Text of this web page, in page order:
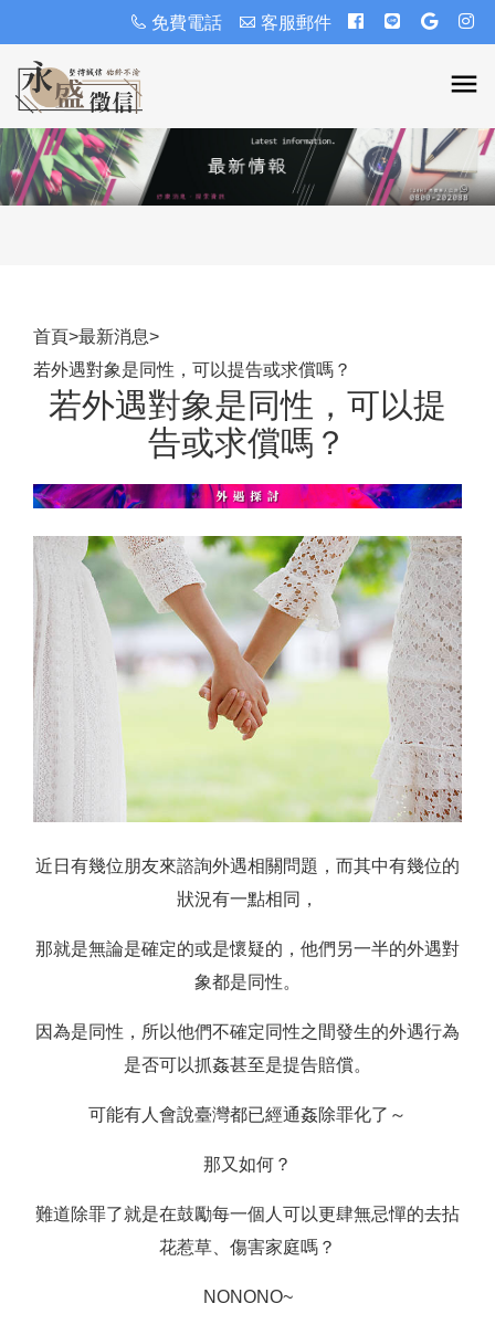
免費電話 客服郵件
首頁>最新消息>
若外遇對象是同性，可以提告或求償嗎？
若外遇對象是同性，可以提
告或求償嗎？
近日有幾位朋友來諮詢外遇相關問題，而其中有幾位的
狀況有一點相同，
那就是無論是確定的或是懷疑的，他們另一半的外遇對
象都是同性。
因為是同性，所以他們不確定同性之間發生的外遇行為
是否可以抓姦甚至是提告賠償。
可能有人會說臺灣都已經通姦除罪化了～
那又如何？
難道除罪了就是在鼓勵每一個人可以更肆無忌憚的去拈
花惹草、傷害家庭嗎？
NONONO~